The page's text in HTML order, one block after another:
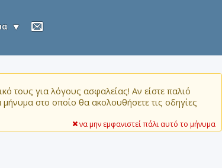
τους για λόγους ασφαλείας! Αν είστε παλιό
στο οποίο θα ακολουθήσετε τις οδηγίες
να μην εμφανιστεί πάλι αυτό το μήνυμα